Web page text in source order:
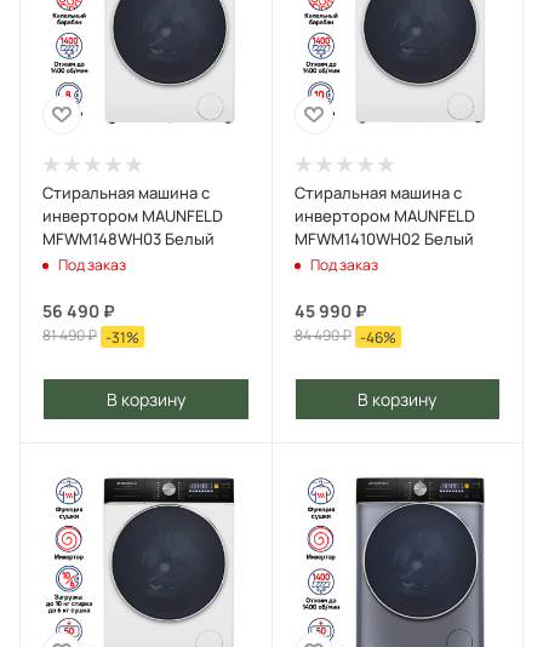
Стиральная машина с
инвертором MAUNFELD
MFWM148WH03 Белый
Под заказ
56 490 ₽
81 490₽ -31%
В корзину
Стиральная машина c
инвертором MAUNFELD
MFWM1410WH02 Белый
Под заказ
45 990₽
84 490₽ -46%
В корзину